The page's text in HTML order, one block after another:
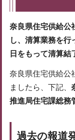
奈良県住宅供給公
し、清算業務を行
日をもって清算結
奈良県住宅供給公
ましたら、下記、
推進局住宅課総務
過去の報道